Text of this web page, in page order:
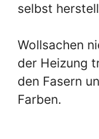
selbst
Wollsachen
der Heizung
den Fasern
Farben.